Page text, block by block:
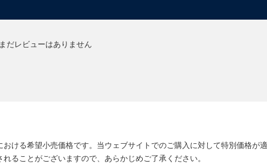
まだレビューはありません
ける希望小売価格です。当ウェブサイトでのご購入に対して特別価格が
ることがございますので、あらかじめご了承ください。